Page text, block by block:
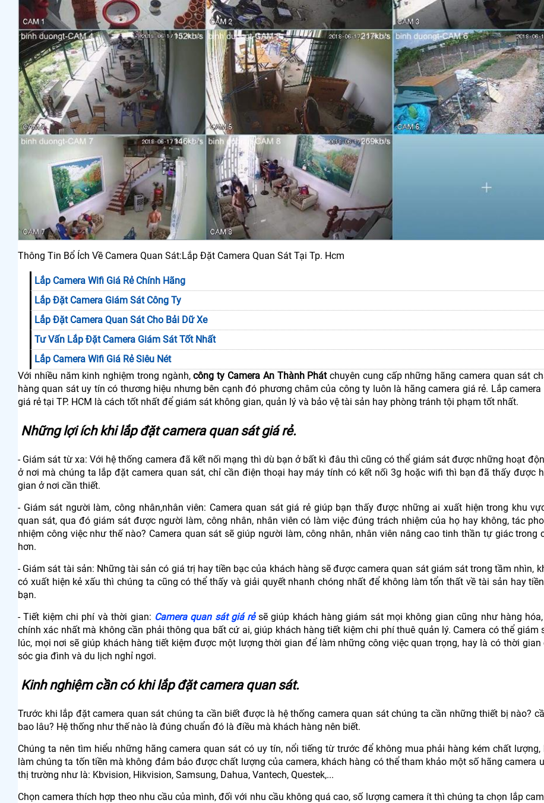
Thông Tin Bổ Ích Về Camera Quan Sát:Lắp Đặt Camera Quan Sát Tại Tp. Hcm
Lắp Camera Wifi Giá Rẻ Chính Hãng
Lắp Đặt Camera Giám Sát Công Ty
Lắp Đặt Camera Quan Sát Cho Bải Dữ Xe
Tư Vấn Lắp Đặt Camera Giám Sát Tốt Nhất
Lắp Camera Wifi Giá Rẻ Siêu Nét
Với nhiều năm kinh nghiệm trong ngành,công ty Camera An Thành Phátchuyên cung cấp những hãng camera quan sát
hàng quan sát uy tín có thương hiệu nhưng bên cạnh đó phương châm của công ty luôn là hãng camera giá rẻ. Lắp camera
giá rẻ tại TP. HCM là cách tốt nhất để giám sát không gian, quản lý và bảo vệ tài sản hay phòng tránh tội phạm tốt nhất.
Những lợi ích khi lắp đặt camera quan sát giá rẻ.
- Giám sát từ xa: Với hệ thống camera đã kết nối mạng thì dù bạn ở bất kì đâu thì cũng có thể giám sát được những hoạt
ở nơi mà chúng ta lắp đặt camera quan sát, chỉ cần điện thoại hay máy tính có kết nối 3g hoặc wifi thì bạn đã thấy được
gian ở nơi cần thiết.
- Giám sát người làm, công nhân,nhân viên: Camera quan sát giá rẻ giúp bạn thấy được những ai xuất hiện trong khu
quan sát, qua đó giám sát được người làm, công nhân, nhân viên có làm việc đúng trách nhiệm của họ hay không, tác
nhiệm công việc như thế nào? Camera quan sát sẽ giúp người làm, công nhân, nhân viên nâng cao tinh thần tự giác trong
hơn.
- Giám sát tài sản: Những tài sản có giá trị hay tiền bạc của khách hàng sẽ được camera quan sát giám sát trong tầm nhìn,
có xuất hiện kẻ xấu thì chúng ta cũng có thể thấy và giải quyết nhanh chóng nhất để không làm tổn thất về tài sản hay
bạn.
- Tiết kiệm chi phí và thời gian: Camera quan sát giá rẻsẽ giúp khách hàng giám sát mọi không gian cũng như hàng
chính xác nhất mà không cần phải thông qua bất cứ ai, giúp khách hàng tiết kiệm chi phí thuê quản lý. Camera có thể giám
lúc, mọi nơi sẽ giúp khách hàng tiết kiệm được một lượng thời gian để làm những công việc quan trọng, hay là có thời gian
sóc gia đình và du lịch nghỉ ngơi.
Kinh nghiệm cần có khi lắp đặt camera quan sát.
Trước khi lắp đặt camera quan sát chúng ta cần biết được là hệ thống camera quan sát chúng ta cần những thiết bị nào?
bao lâu? Hệ thống như thế nào là đúng chuẩn đó là điều mà khách hàng nên biết.
Chúng ta nên tìm hiểu những hãng camera quan sát có uy tín, nổi tiếng từ trước để không mua phải hàng kém chất lượng,
làm chúng ta tốn tiền mà không đảm bảo được chất lượng của camera, khách hàng có thể tham khảo một số hãng camera
thị trường như là: Kbvision, Hikvision, Samsung, Dahua, Vantech, Questek,...
Chọn camera thích hợp theo nhu cầu của mình, đối với nhu cầu không quá cao, số lượng camera ít thì chúng ta chọn lắp